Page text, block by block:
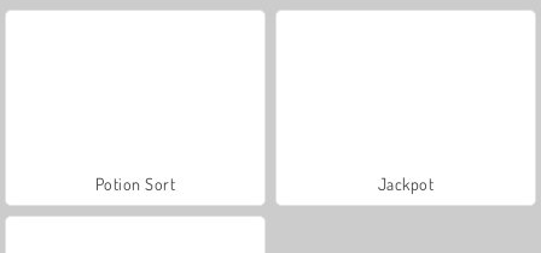
Potion Sort Jackpot